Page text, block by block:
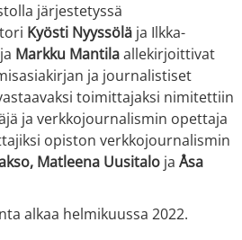
järjestetyssä
Kyösti Nyyssölä ja Ilkka-
Markku Mantilaallekirjoittivat
ja journalistiset
toimittajaksi nimitettiin
ja verkkojournalismin opettaja
opiston verkkojournalismin
Matleena Uusitalo ja Åsa
alkaa helmikuussa 2022.